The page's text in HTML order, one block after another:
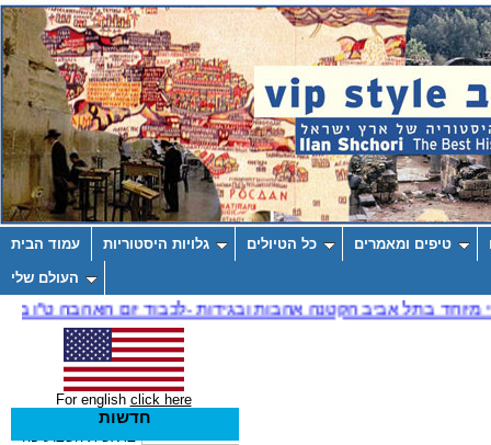
עמוד הבית גלויות היסטוריות כל הטיולים טיפים ומאמרים
העולם שלי
For english click here
חדשות